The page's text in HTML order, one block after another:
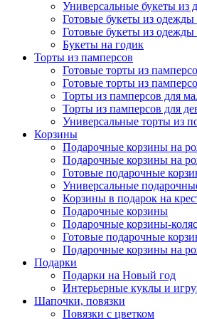
Универсальные букеты из
Готовые букеты из одежды
Готовые букеты из
Букеты на годик
Торты из памперсов
Готовые торты из
Готовые торты из
Торты из памперсов для
Торты из памперсов для
Универсальные торты из
Корзины
Подарочные корзины на
Подарочные корзины на
Готовые подарочные
Универсальные
Корзины в подарок на
Подарочные корзины
Подарочные корзины-
Готовые подарочные
Подарочные корзины на
Подарки
Подарки на Новый год
Интерьерные куклы и
Шапочки, повязки
Повязки с цветком